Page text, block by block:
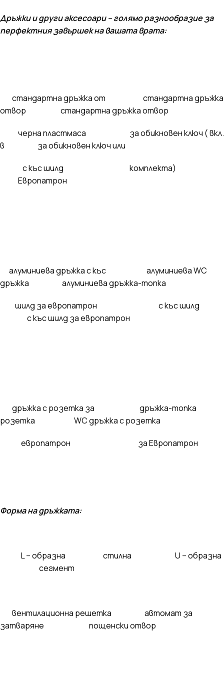
Дръжки и други аксесоари – голямо разнообразие за
перфектния завършек на вашата врата:
стандартна дръжка от стандартна дръжка
отвор стандартна дръжка отвор
черна пластмаса за обикновен ключ ( вкл.
в за обикновен ключ или
с къс шилд комплекта)
Европатрон
алуминиева дръжка с къс алуминиева WC
дръжка алуминиева дръжка-топка
шилд за европатрон с къс шилд
с къс шилд за европатрон
дръжка с розетка за дръжка-топка
розетка WC дръжка с розетка
европатрон за Европатрон
Форма на дръжката:
L – образна стилна U – образна
сегмент
вентилационна решетка автомат за
затваряне пощенски отвор